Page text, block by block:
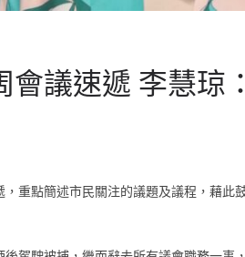
會議速遞 李慧琼
重點簡述市民關注的議題及議程，藉此